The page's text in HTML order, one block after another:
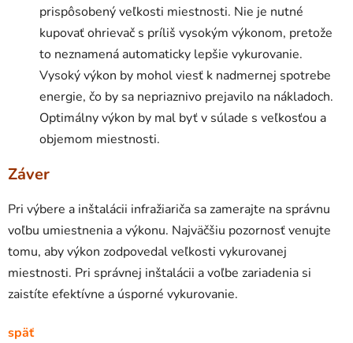
prispôsobený veľkosti miestnosti. Nie je nutné
kupovať ohrievač s príliš vysokým výkonom, pretože
to neznamená automaticky lepšie vykurovanie.
Vysoký výkon by mohol viesť k nadmernej spotrebe
energie, čo by sa nepriaznivo prejavilo na nákladoch.
Optimálny výkon by mal byť v súlade s veľkosťou a
objemom miestnosti.
Záver
Pri výbere a inštalácii infražiariča sa zamerajte na správnu
voľbu umiestnenia a výkonu. Najväčšiu pozornosť venujte
tomu, aby výkon zodpovedal veľkosti vykurovanej
miestnosti. Pri správnej inštalácii a voľbe zariadenia si
zaistíte efektívne a úsporné vykurovanie.
späť